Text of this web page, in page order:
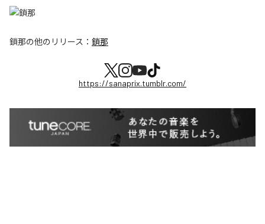
鎖那の他のリリース： 鎖那
https://sanaprix.tumblr.com/